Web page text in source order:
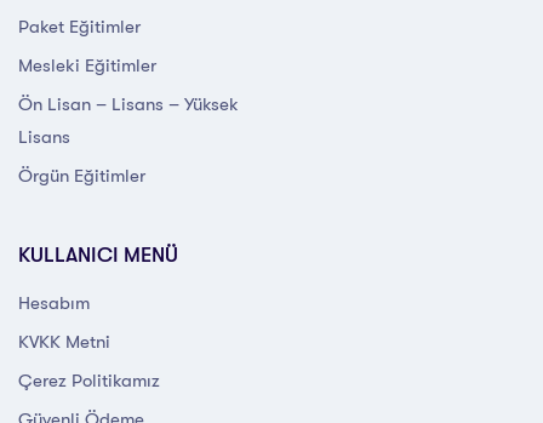
Paket Eğitimler
Mesleki Eğitimler
Ön Lisan – Lisans – Yüksek
Lisans
Örgün Eğitimler
KULLANICI MENÜ
Hesabım
KVKK Metni
Çerez Politikamız